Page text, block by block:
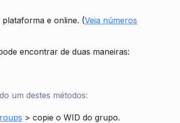
e online. (Veja números
encontrar de duas maneiras:
um destes métodos:
> copie o WID do grupo.